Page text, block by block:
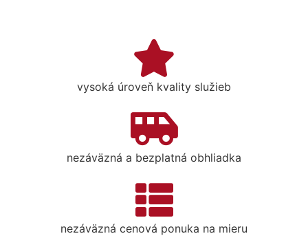
vysoká úroveň kvality služieb
nezáväzná a bezplatná obhliadka
nezáväzná cenová ponuka na mieru